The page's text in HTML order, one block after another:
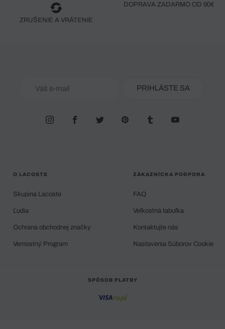
ZRUŠENIE A VRÁTENIE
DOPRAVA ZADARMO OD 90€
PRIHLÁSTE SA
O LACOSTE
Skupina Lacoste
Ľudia
Ochrana obchodnej značky
Vernostný Program
ZÁKAZNÍCKA PODPORA
FAQ
Veľkostná tabuľka
Kontaktujte nás
Nastavenia Súborov Cookie
SPÔSOB PLATBY